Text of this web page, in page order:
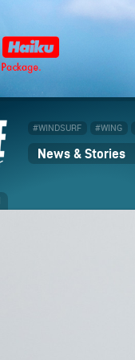
#WINDSURF #WING
News & Stories